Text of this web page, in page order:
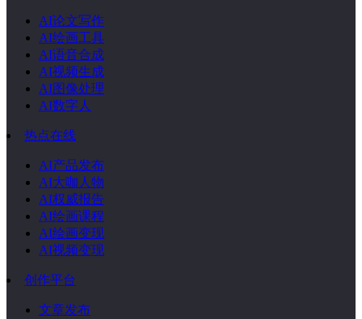
AI论文写作
AI绘画工具
AI语音合成
AI视频生成
AI图像处理
AI数字人
热点在线
AI产品发布
AI大咖人物
AI权威报告
AI绘画课程
AI绘画变现
AI视频变现
创作平台
文章发布